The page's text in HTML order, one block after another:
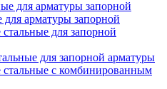
арматуры запорной
для запорной арматуры